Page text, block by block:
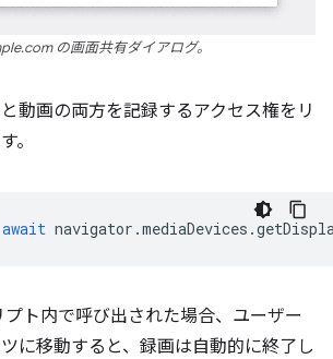
の画面共有ダイアログ。
動画の両方を記録するアクセス権をリ
。
await navigator .mediaDevices .
ト内で呼び出された場合、ユーザー
に移動すると、録画は自動的に終了し